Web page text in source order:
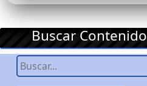
Buscar Contenido